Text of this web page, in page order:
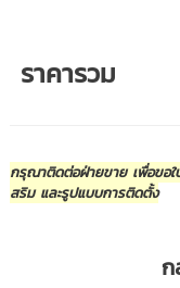
ราคารวม
กรุณาติดต่อฝ่ายขาย เพื่อขอ
สริม และรูปแบบการติดตั้ง
ก